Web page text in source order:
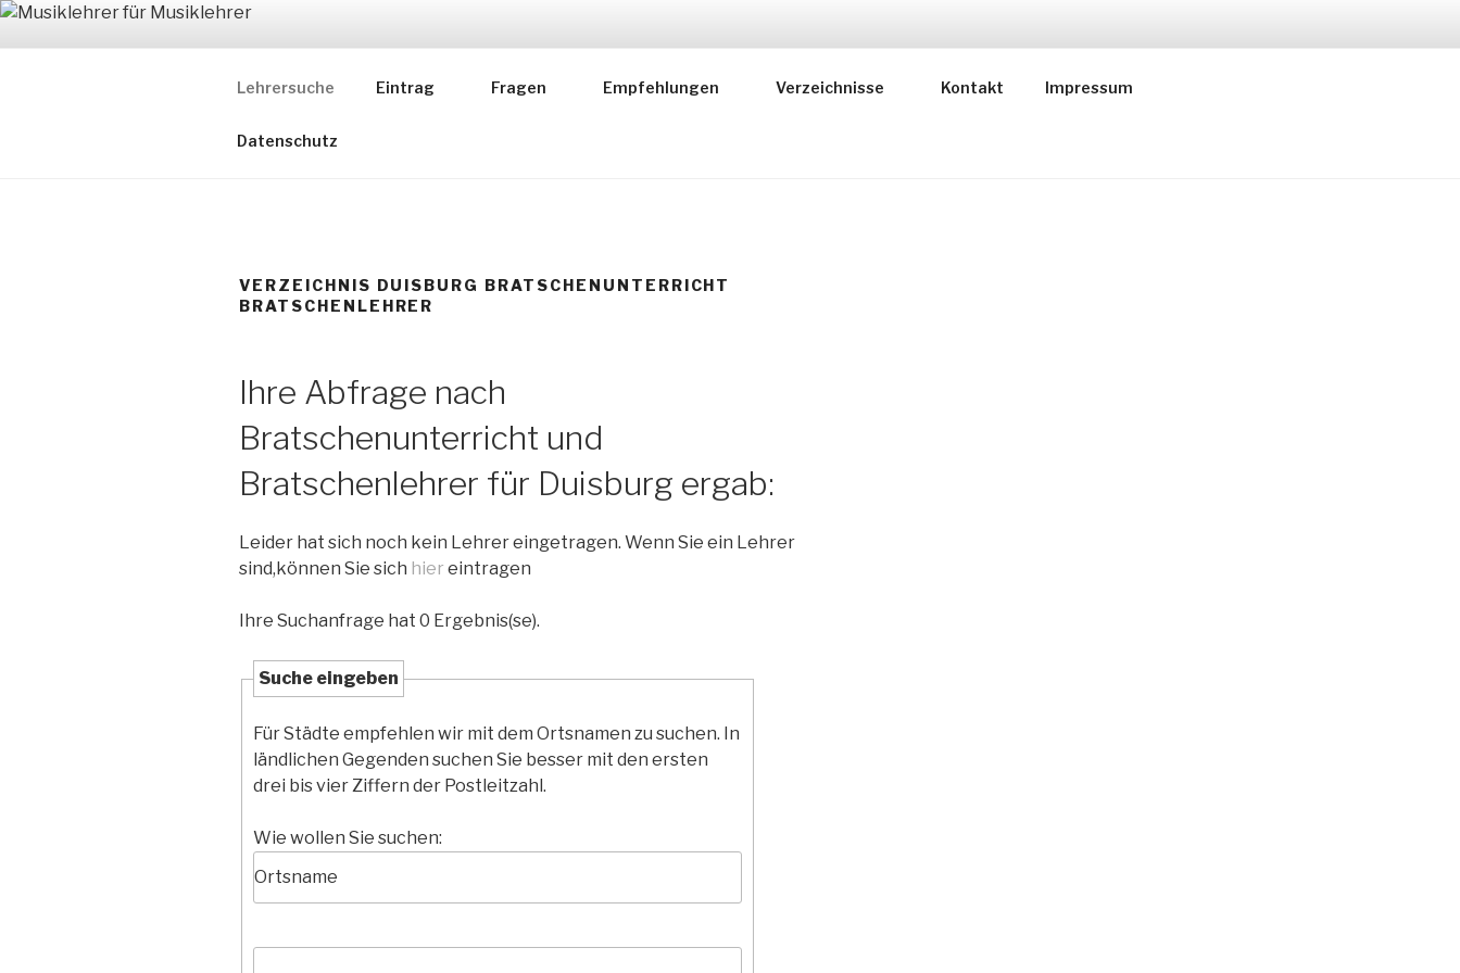
Zum
MUSIKLEHRER FÜR MUSIKLEHRER
Lehrersuche Eintrag Fragen Empfehlungen Verzeichnisse Kontakt Impressum
Datenschutz
VERZEICHNIS DUISBURG BRATSCHENUNTERRICHT
BRATSCHENLEHRER
Ihre Abfrage nach
Bratschenunterricht und
Bratschenlehrer für Duisburg ergab:
Leider hat sich noch kein Lehrer eingetragen. Wenn Sie ein Lehrer
sind,können Sie sich hier eintragen
Ihre Suchanfrage hat 0 Ergebnis(se).
Suche eingeben
Für Städte empfehlen wir mit dem Ortsnamen zu suchen. In
ländlichen Gegenden suchen Sie besser mit den ersten
drei bis vier Ziffern der Postleitzahl.
Wie wollen Sie suchen: